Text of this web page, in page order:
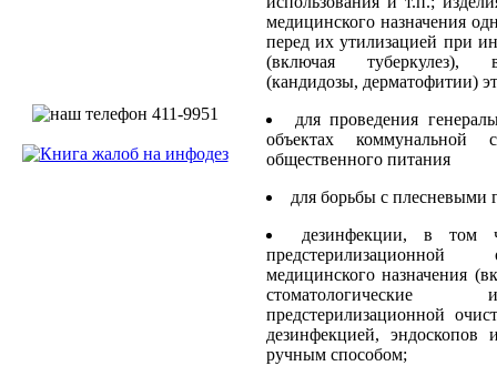
медицинского назначения
перед их утилизацией при
(включая туберкулез),
(кандидозы, дерматофитии)
для проведения
объектах коммунальной
общественного питания
для борьбы с плесневыми
дезинфекции, в том
медицинского назначения
предстерилизационной
дезинфекцией,
ручным способом;